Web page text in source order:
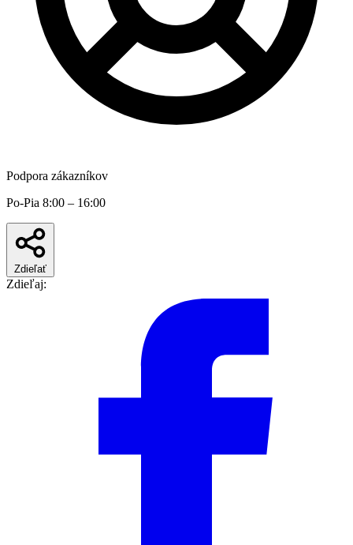
Podpora zákazníkov
Po-Pia 8:00 – 16:00
Zdieľať
Zdieľaj: